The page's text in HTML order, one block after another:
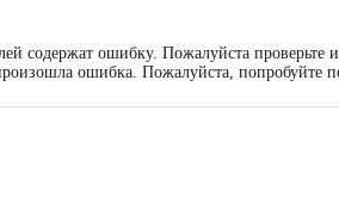
содержат ошибку. Пожалуйста проверьте
ошибка. Пожалуйста, попробуйте